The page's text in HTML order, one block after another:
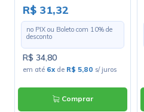
R$ 31,32
no PIX ou Boleto com 10% de
desconto
R$ 34,80
em até 6xde R$ 5,80 s/ juros
Comprar